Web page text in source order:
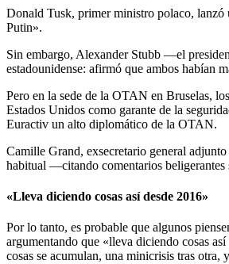
Donald Tusk, primer ministro polaco, lanzó
Putin».
Sin embargo, Alexander Stubb —el
estadounidense: afirmó que ambos habían
Pero en la sede de la OTAN en Bruselas,
Estados Unidos como garante de la
Euractiv un alto diplomático de la OTAN.
Camille Grand, exsecretario general
habitual —citando comentarios
«Lleva diciendo cosas así desde 2016»
Por lo tanto, es probable que algunos
argumentando que «lleva diciendo cosas
cosas se acumulan, una minicrisis tras